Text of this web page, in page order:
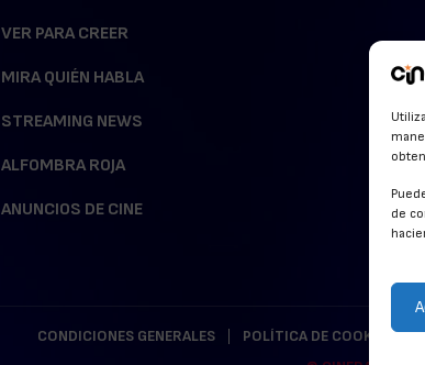
de
VER PARA CREER
MIRA QUIÉN HABLA
STREAMING NEWS
ALFOMBRA ROJA
ANUNCIOS DE CINE
CONDICIONES GENERALES POLÍTICA DE COOKIES